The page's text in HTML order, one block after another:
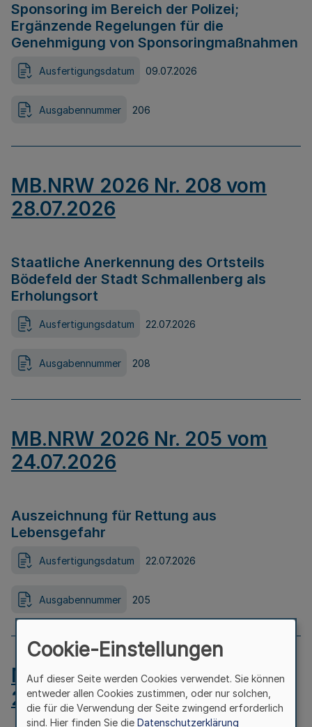
Sponsoring im Bereich der Polizei;
Ergänzende Regelungen für die
Genehmigung von Sponsoringmaßnahmen
Ausfertigungsdatum 09.07.2026
Ausgabennummer 206
MB.NRW 2026 Nr. 208 vom
28.07.2026
Staatliche Anerkennung des Ortsteils
Bödefeld der Stadt Schmallenberg als
Erholungsort
Ausfertigungsdatum 22.07.2026
Ausgabennummer 208
MB.NRW 2026 Nr. 205 vom
24.07.2026
Auszeichnung für Rettung aus
Lebensgefahr
Ausfertigungsdatum 22.07.2026
Ausgabennummer 205
MB.NRW 2026 Nr. 204 vom
24.07.2026
Cookie-Einstellungen
Auf dieser Seite werden Cookies verwendet. Sie können
entweder allen Cookies zustimmen, oder nur solchen,
die für die Verwendung der Seite zwingend erforderlich
sind. Hier finden Sie die Datenschutzerklärung